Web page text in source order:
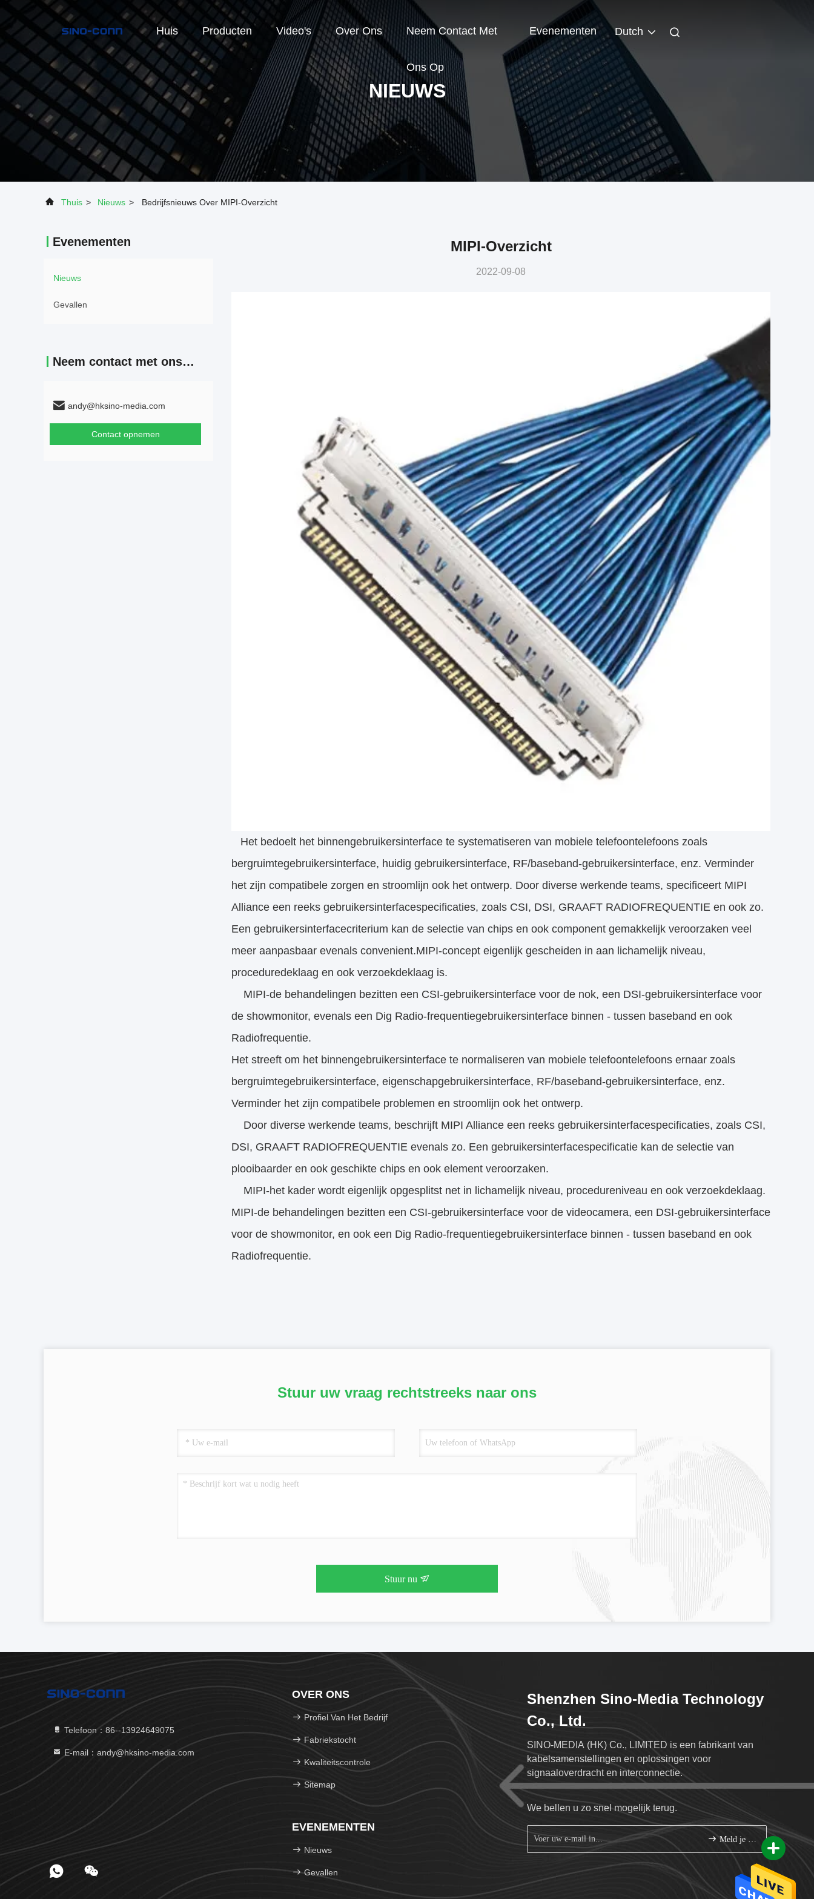
Huis Producten Video's Over Ons Neem Contact Met
Ons Op
Evenementen Dutch
NIEUWS
Thuis > Nieuws > Bedrijfsnieuws Over MIPI-Overzicht
Evenementen
Nieuws
Gevallen
Neem contact met ons op
andy@hksino-media.com
Contact opnemen
MIPI-Overzicht
2022-09-08
Het bedoelt het binnengebruikersinterface te systematiseren van mobiele telefoontelefoons zoals
bergruimtegebruikersinterface, huidig gebruikersinterface, RF/baseband-gebruikersinterface, enz. Verminder
het zijn compatibele zorgen en stroomlijn ook het ontwerp. Door diverse werkende teams, specificeert MIPI
Alliance een reeks gebruikersinterfacespecificaties, zoals CSI, DSI, GRAAFT RADIOFREQUENTIE en ook zo.
Een gebruikersinterfacecriterium kan de selectie van chips en ook component gemakkelijk veroorzaken veel
meer aanpasbaar evenals convenient.MIPI-concept eigenlijk gescheiden in aan lichamelijk niveau,
proceduredeklaag en ook verzoekdeklaag is.
MIPI-de behandelingen bezitten een CSI-gebruikersinterface voor de nok, een DSI-gebruikersinterface voor
de showmonitor, evenals een Dig Radio-frequentiegebruikersinterface binnen - tussen baseband en ook
Radiofrequentie.
Het streeft om het binnengebruikersinterface te normaliseren van mobiele telefoontelefoons ernaar zoals
bergruimtegebruikersinterface, eigenschapgebruikersinterface, RF/baseband-gebruikersinterface, enz.
Verminder het zijn compatibele problemen en stroomlijn ook het ontwerp.
Door diverse werkende teams, beschrijft MIPI Alliance een reeks gebruikersinterfacespecificaties, zoals CSI,
DSI, GRAAFT RADIOFREQUENTIE evenals zo. Een gebruikersinterfacespecificatie kan de selectie van
plooibaarder en ook geschikte chips en ook element veroorzaken.
MIPI-het kader wordt eigenlijk opgesplitst net in lichamelijk niveau, procedureniveau en ook verzoekdeklaag.
MIPI-de behandelingen bezitten een CSI-gebruikersinterface voor de videocamera, een DSI-gebruikersinterface
voor de showmonitor, en ook een Dig Radio-frequentiegebruikersinterface binnen - tussen baseband en ook
Radiofrequentie.
Stuur uw vraag rechtstreeks naar ons
Stuur nu
Telefoon：86--13924649075
E-mail：andy@hksino-media.com
OVER ONS
Profiel Van Het Bedrijf
Fabriekstocht
Kwaliteitscontrole
Sitemap
EVENEMENTEN
Nieuws
Gevallen
Shenzhen Sino-Media Technology
Co., Ltd.
SINO-MEDIA (HK) Co., LIMITED is een fabrikant van
kabelsamenstellingen en oplossingen voor
signaaloverdracht en interconnectie.
We bellen u zo snel mogelijk terug.
Meld je aan.